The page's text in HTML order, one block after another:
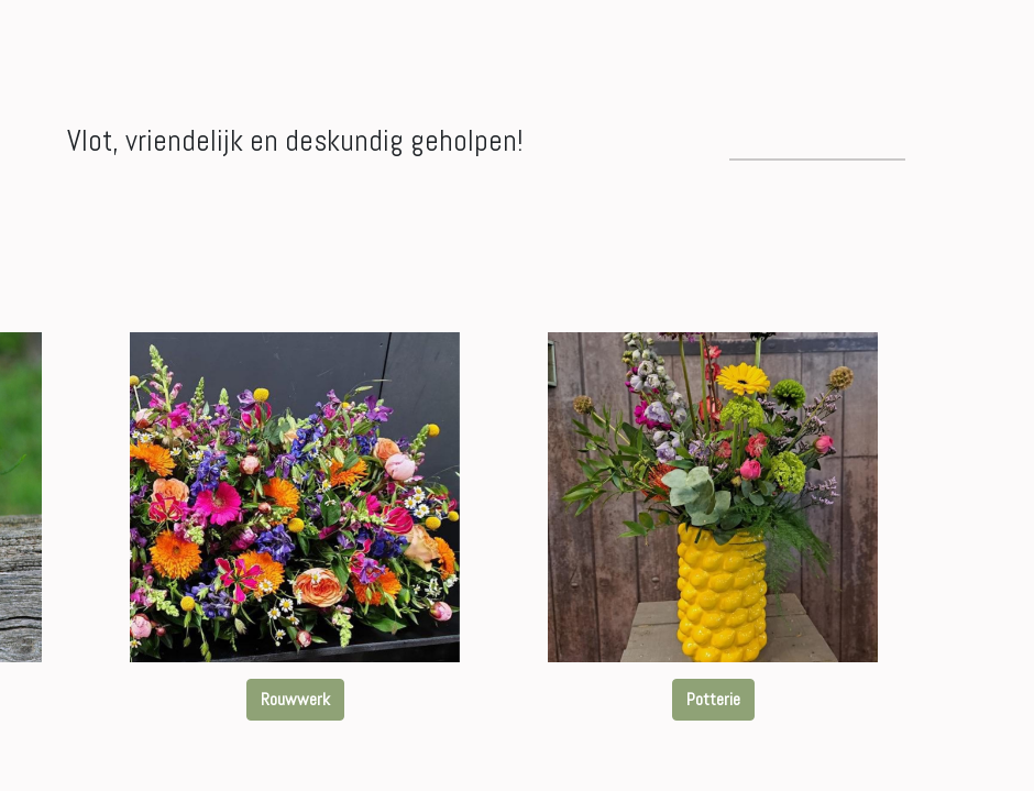
Vlot, vriendelijk en deskundig geholpen!
Rouwwerk Potterie